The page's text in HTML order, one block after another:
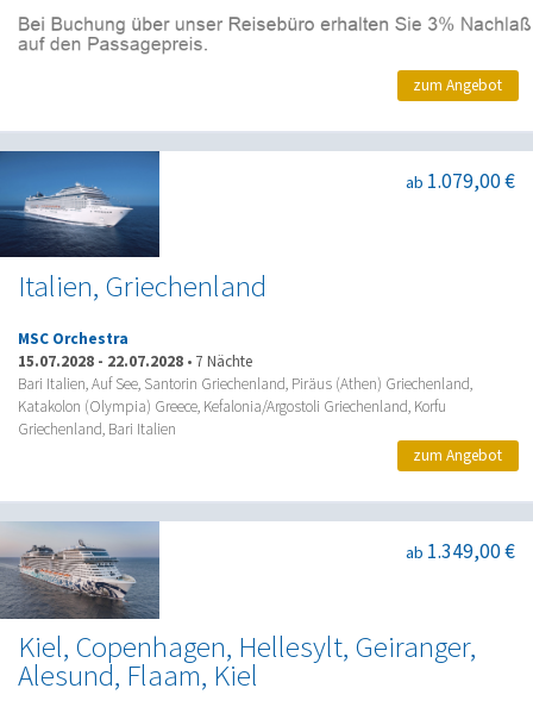
zum Angebot
Italien, Griechenland
ab 1.079,00 €
MSC Orchestra
15.07.2028 - 22.07.2028 • 7 Nächte
Bari Italien, Auf See, Santorin Griechenland, Piräus (Athen) Griechenland,
Katakolon (Olympia) Greece, Kefalonia/Argostoli Griechenland, Korfu
Griechenland, Bari Italien
zum Angebot
Kiel, Copenhagen, Hellesylt, Geiranger,
Alesund, Flaam, Kiel
ab 1.349,00 €